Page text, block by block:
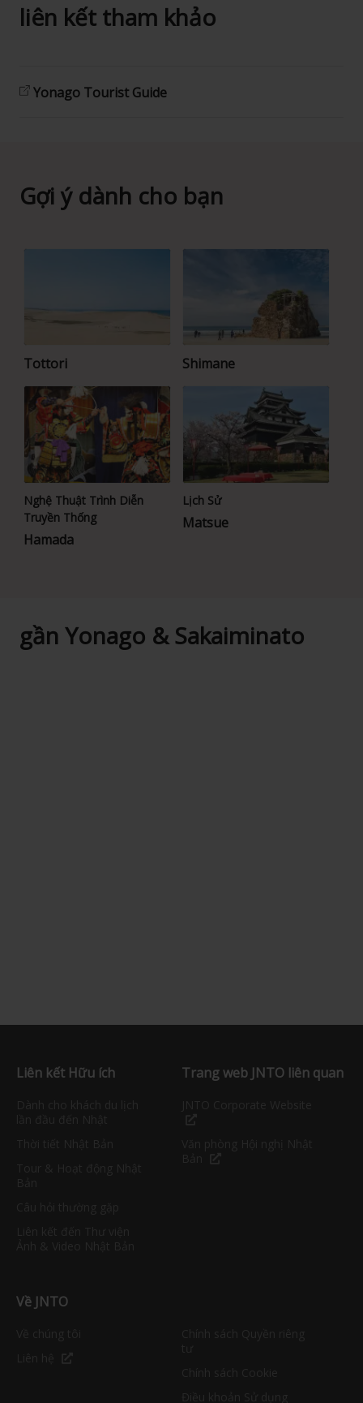
liên kết tham khảo
Yonago Tourist Guide
Gợi ý dành cho bạn
Tottori Shimane
Nghệ Thuật Trình Diễn
Truyền Thống
Hamada
Lịch Sử
Matsue
gần Yonago & Sakaiminato
Liên kết Hữu ích Trang web JNTO liên quan
Về JNTO